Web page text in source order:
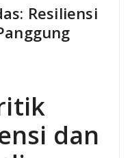
Resiliensi
dan